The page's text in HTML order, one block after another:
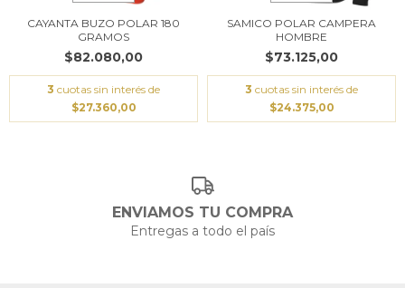
CAYANTA BUZO POLAR 180
GRAMOS
$82.080,00
3 cuotas sin interés de
$27.360,00
SAMICO POLAR CAMPERA
HOMBRE
$73.125,00
3 cuotas sin interés de
$24.375,00
ENVIAMOS TU COMPRA
Entregas a todo el país